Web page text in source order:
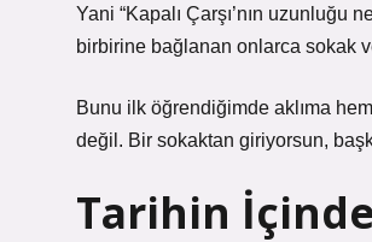
Yani “Kapalı Çarşı’nın uzunluğu
birbirine bağlanan onlarca sokak
Bunu ilk öğrendiğimde aklıma
değil. Bir sokaktan giriyorsun,
Tarihin